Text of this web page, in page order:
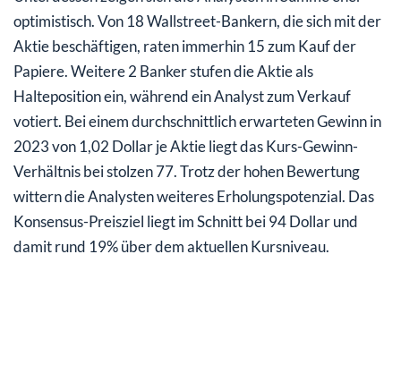
optimistisch. Von 18 Wallstreet-Bankern, die sich mit der
Aktie beschäftigen, raten immerhin 15 zum Kauf der
Papiere. Weitere 2 Banker stufen die Aktie als
Halteposition ein, während ein Analyst zum Verkauf
votiert. Bei einem durchschnittlich erwarteten Gewinn in
2023 von 1,02 Dollar je Aktie liegt das Kurs-Gewinn-
Verhältnis bei stolzen 77. Trotz der hohen Bewertung
wittern die Analysten weiteres Erholungspotenzial. Das
Konsensus-Preisziel liegt im Schnitt bei 94 Dollar und
damit rund 19% über dem aktuellen Kursniveau.